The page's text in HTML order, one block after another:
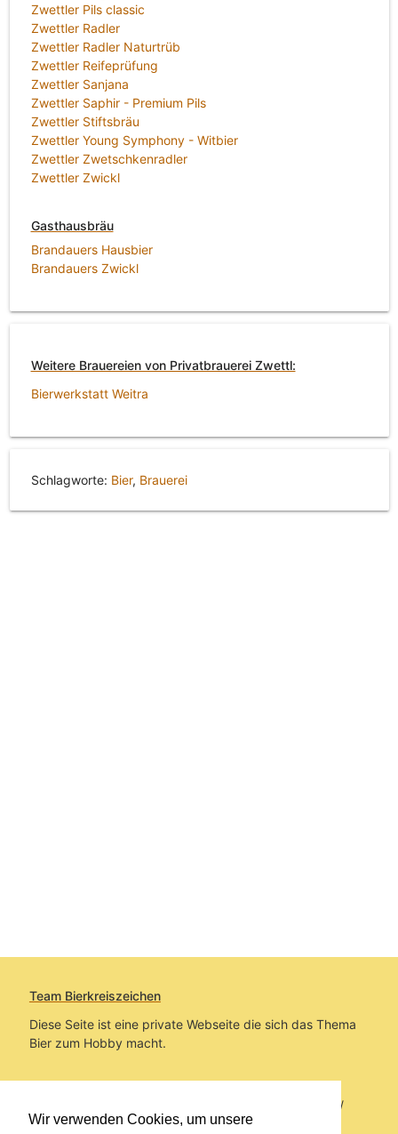
Wir verwenden Cookies, um unsere
Zwettler Pils classic
Zwettler Radler
Zwettler Radler Naturtrüb
Zwettler Reifeprüfung
Zwettler Sanjana
Zwettler Saphir - Premium Pils
Zwettler Stiftsbräu
Zwettler Young Symphony - Witbier
Zwettler Zwetschkenradler
Zwettler Zwickl
Gasthausbräu
Brandauers Hausbier
Brandauers Zwickl
Weitere Brauereien von Privatbrauerei Zwettl:
Bierwerkstatt Weitra
Schlagworte: Bier, Brauerei
Team Bierkreiszeichen
Diese Seite ist eine private Webseite die sich das Thema
Bier zum Hobby macht.
Sie befinden sich auf https://www.bierkreiszeichen.at/